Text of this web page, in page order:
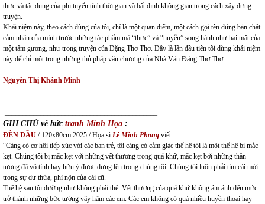
thực và tác dụng của phi tuyến tính thời gian và bất định không gian trong cách xây dựng
truyện.
Khái niệm này, theo cách dùng của tôi, chỉ là một quan điểm, một cách gọi tên đúng bản chất
cảm nhận của mình trước những tác phẩm mà “thực” và “huyễn” song hành như hai mặt của
một tấm gương, như trong truyện của Đặng Thơ Thơ. Đây là lần đầu tiên tôi dùng khái niệm
này để chỉ một trong những thủ pháp văn chương của Nhà Văn Đặng Thơ Thơ.
Nguyễn Thị Khánh Minh
GHI CHÚ về bức tranh Minh Họa :
ĐÈN DẦU /.120x80cm.2025 / Họa sĩ Lê Minh Phong viết:
“Càng có cơ hội tiếp xúc với các bạn trẻ, tôi càng có cảm giác thế hệ tôi là một thế hệ bị mắc
kẹt. Chúng tôi bị mắc kẹt với những vết thương trong quá khứ, mắc kẹt bởi những thần
tượng đã vô tình hay hữu ý được dựng lên trong chúng tôi. Chúng tôi luôn phải tìm cái mới
trong sự dư thừa, phì nộn của cái cũ.
Thế hệ sau tôi dường như không phải thế. Vết thương của quá khứ không ám ảnh đến mức
trở thành những bức tường vây hãm các em. Các em không có quá nhiều huyền thoại hay